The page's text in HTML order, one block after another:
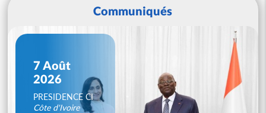
Communiqués
7 Août
2026
PRESIDENCE CI
Côte d'Ivoire